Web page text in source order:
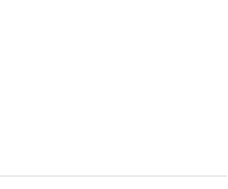
ARTIKKELI ONGELMASI?
jotta voimme kehittyä!